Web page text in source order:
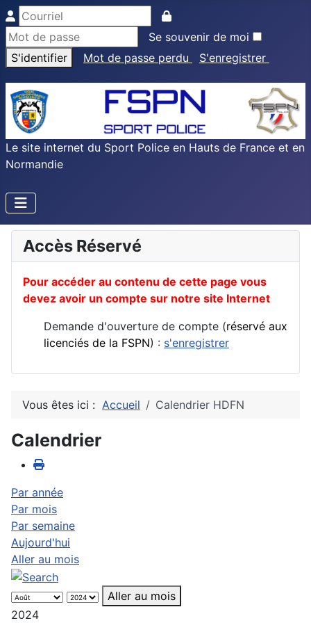
Se souvenir de moi
S'identifier
Mot de passe perdu S'enregistrer
Le site internet du Sport Police en Hauts de France et en
Normandie
Accès Réservé
Pour accéder au contenu de cette page vous
devez avoir un compte sur notre site Internet
Demande d'ouverture de compte (réservé aux
licenciés de la FSPN) : s'enregistrer
Vous êtes ici : Accueil Calendrier HDFN
Calendrier
Par année
Par mois
Par semaine
Aujourd'hui
Aller au mois
Aller au mois
2024